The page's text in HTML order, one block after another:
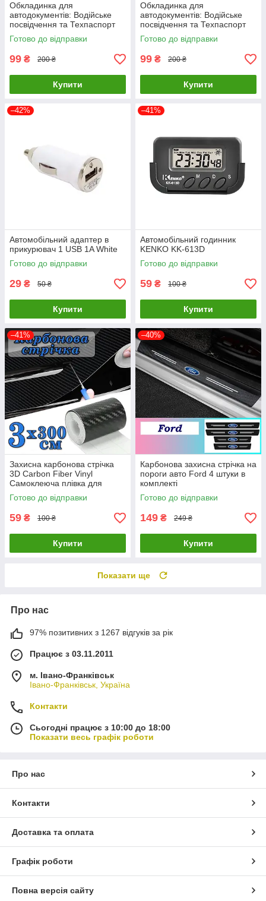
Обкладинка для
автодокументів: Водійське
посвідчення та Техпаспорт
Driver License Holder Black
Готово до відправки
99 ₴ 200 ₴
Купити
Обкладинка для
автодокументів: Водійське
посвідчення та Техпаспорт
Driver License Holder Brown
Готово до відправки
99 ₴ 200 ₴
Купити
–42%
Автомобільний адаптер в
прикурювач 1 USB 1A White
Готово до відправки
29 ₴ 50 ₴
Купити
–41%
Автомобільний годинник
KENKO KK-613D
Готово до відправки
59 ₴ 100 ₴
Купити
–41%
Захисна карбонова стрічка
3D Carbon Fiber Vinyl
Самоклеюча плівка для
тюнінгу авто, порогів,
бампера 3х300 см
Готово до відправки
59 ₴ 100 ₴
Купити
–40%
Карбонова захисна стрічка на
пороги авто Ford 4 штуки в
комплекті
Готово до відправки
149 ₴ 249 ₴
Купити
Показати ще
Про нас
97% позитивних з 1267 відгуків за рік
Працює з 03.11.2011
м. Івано-Франківськ
Івано-Франківськ, Україна
Контакти
Сьогодні працює з 10:00 до 18:00
Показати весь графік роботи
Про нас
Контакти
Доставка та оплата
Графік роботи
Повна версія сайту